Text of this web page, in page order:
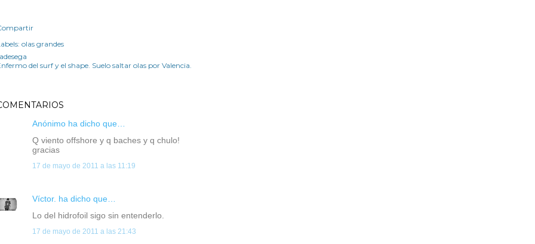
olas grandes
del surf y el shape. Suelo saltar olas por Valencia.
Anónimo ha dicho que…
Q viento offshore y q baches y q chulo!
gracias
17 de mayo de 2011 a las 11:19
Víctor. ha dicho que…
Lo del hidrofoil sigo sin entenderlo.
17 de mayo de 2011 a las 21:43